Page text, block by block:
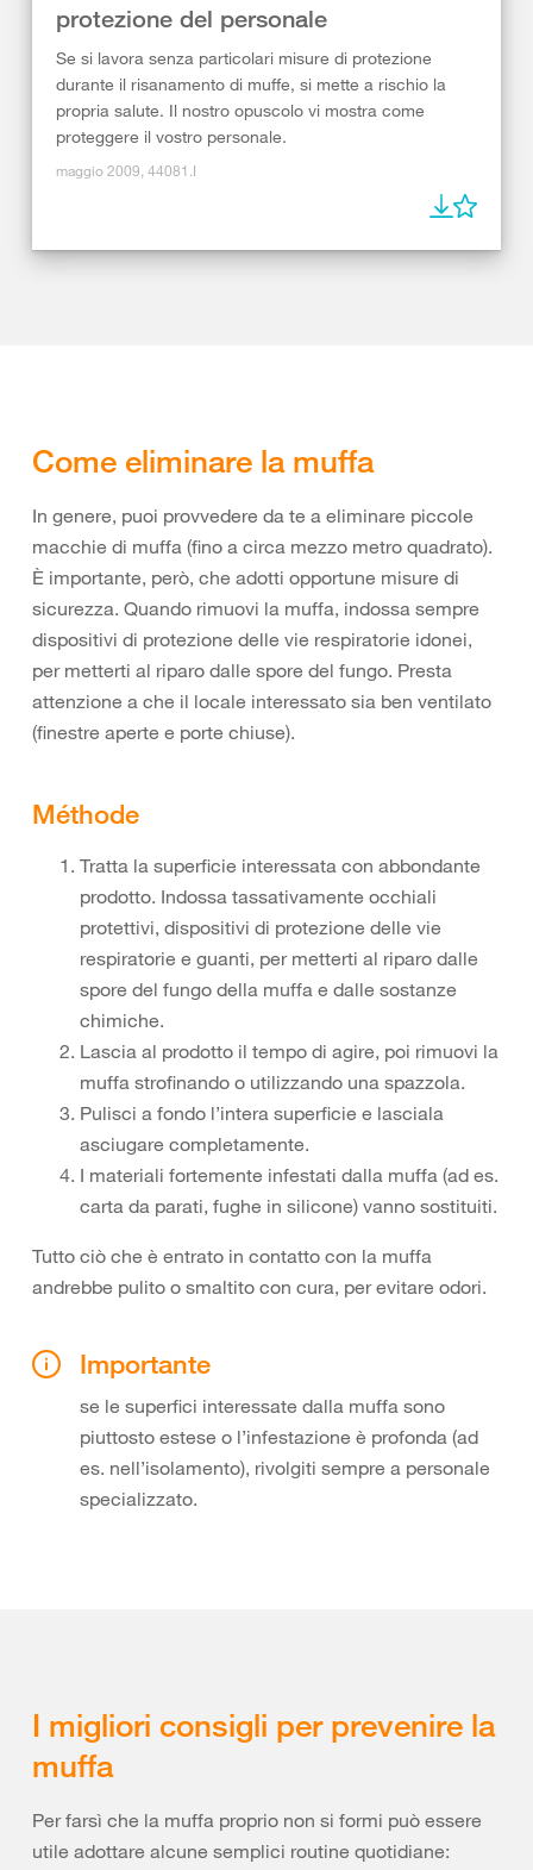
protezione del personale
Se si lavora senza particolari misure di protezione
durante il risanamento di muffe, si mette a rischio la
propria salute. Il nostro opuscolo vi mostra come
proteggere il vostro personale.
maggio 2009, 44081.I
Come eliminare la muffa
In genere, puoi provvedere da te a eliminare piccole
macchie di muffa (fino a circa mezzo metro quadrato).
È importante, però, che adotti opportune misure di
sicurezza. Quando rimuovi la muffa, indossa sempre
dispositivi di protezione delle vie respiratorie idonei,
per metterti al riparo dalle spore del fungo. Presta
attenzione a che il locale interessato sia ben ventilato
(finestre aperte e porte chiuse).
Méthode
Tratta la superficie interessata con abbondante
prodotto. Indossa tassativamente occhiali
protettivi, dispositivi di protezione delle vie
respiratorie e guanti, per metterti al riparo dalle
spore del fungo della muffa e dalle sostanze
chimiche.
Lascia al prodotto il tempo di agire, poi rimuovi la
muffa strofinando o utilizzando una spazzola.
Pulisci a fondo l’intera superficie e lasciala
asciugare completamente.
I materiali fortemente infestati dalla muffa (ad es.
carta da parati, fughe in silicone) vanno sostituiti.
Tutto ciò che è entrato in contatto con la muffa
andrebbe pulito o smaltito con cura, per evitare odori.
Importante
se le superfici interessate dalla muffa sono
piuttosto estese o l’infestazione è profonda (ad
es. nell’isolamento), rivolgiti sempre a personale
specializzato.
I migliori consigli per prevenire la
muffa
Per farsì che la muffa proprio non si formi può essere
utile adottare alcune semplici routine quotidiane: